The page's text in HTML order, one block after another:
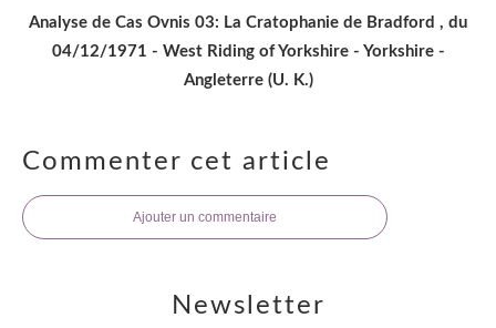
Analyse de Cas Ovnis 03: La Cratophanie de Bradford , du
04/12/1971 - West Riding of Yorkshire - Yorkshire -
Angleterre (U. K.)
Commenter cet article
Ajouter un commentaire
Newsletter